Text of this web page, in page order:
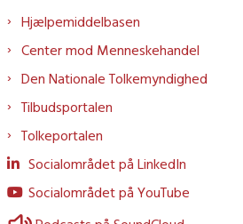
Hjælpemiddelbasen
Center mod Menneskehandel
Den Nationale Tolkemyndighed
Tilbudsportalen
Tolkeportalen
Socialområdet på LinkedIn
Socialområdet på YouTube